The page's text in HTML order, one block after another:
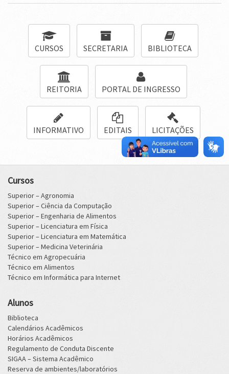
CURSOS SECRETARIA BIBLIOTECA
REITORIA PORTAL DE INGRESSO
INFORMATIVO EDITAIS LICITAÇÕES
Cursos
Superior – Agronomia
Superior – Ciência da Computação
Superior – Engenharia de Alimentos
Superior – Licenciatura em Física
Superior – Licenciatura em Matemática
Superior – Medicina Veterinária
Técnico em Agropecuária
Técnico em Alimentos
Técnico em Informática para Internet
Alunos
Biblioteca
Calendários Acadêmicos
Horários Acadêmicos
Regulamento de Conduta Discente
SIGAA – Sistema Acadêmico
Reserva de ambientes/laboratórios